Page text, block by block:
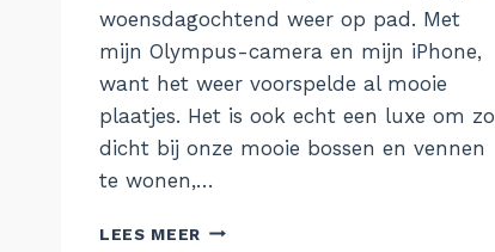
woensdagochtend weer op pad. Met
mijn Olympus-camera en mijn iPhone,
want het weer voorspelde al mooie
plaatjes. Het is ook echt een luxe om zo
dicht bij onze mooie bossen en vennen
te wonen,…
LEES MEER 7.